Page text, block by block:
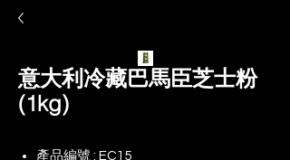
意大利冷藏巴馬臣芝士粉
(1kg)
產品編號 : EC15